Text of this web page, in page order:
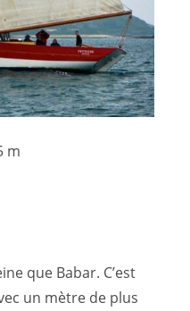
m
que Babar. C’est
un mètre de plus